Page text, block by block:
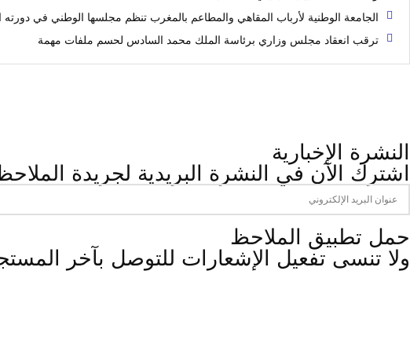
الجامعة الوطنية لأرباب المقاهي والمطاعم بالمغرب تنظم مجلسها الوطني في دورته
ترقب انعقاد مجلس وزاري برئاسة الملك محمد السادس لحسم ملفات مهمة
النشرة الإخبارية
اشترك الآن في النشرة البريدية لجريدة
‫حمل تطبيق الملاحظ
ولا تنسى تفعيل الإشعارات للتوصل بآخر